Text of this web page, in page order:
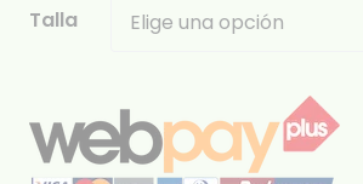
Talla